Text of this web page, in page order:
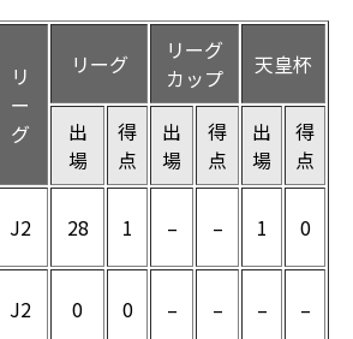
リ
ー
グ
リーグ
リーグ
カップ
天皇杯
出
場
得
点
出
場
得
点
出
場
得
点
J2 28 1 – – 1 0
J2 0 0 – – – –